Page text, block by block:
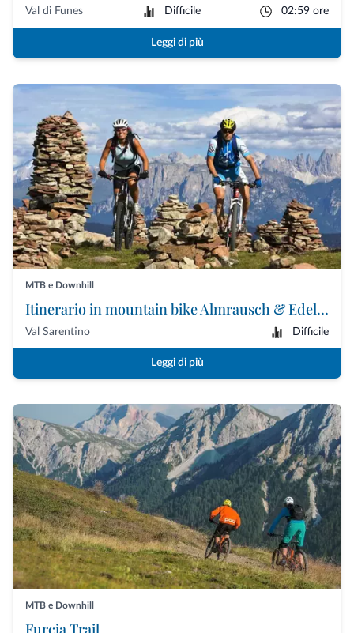
Val di Funes Difficile 02:59 ore
Leggi di più
MTB e Downhill
Itinerario in mountain bike Almrausch & Edelbike
Val Sarentino Difficile
Leggi di più
MTB e Downhill
Furcia Trail